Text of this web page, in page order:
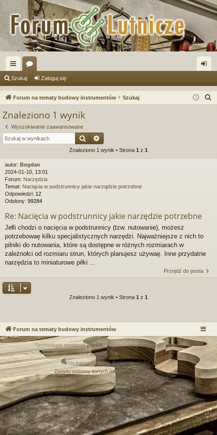
ię
ce
or
a og
Szukaj Zaloguj się
Forum na tematy budowy instrumentów Szukaj
Znaleziono 1 wynik
Wyszukiwanie zaawansowane
Szukaj
Znaleziono 1 wynik • Strona 1 z 1
autor: Bogdan
2024-01-10, 13:01
Forum: Narzędzia
Temat: Naciącia w podstrunnicy jakie narządzie potrzebne
Odpowiedzi: 12
Odsłony: 99284
Re: Nacięcia w podstrunnicy jakie narzędzie potrzebne
Jełli chodzi o nacięcia w podstrunnicy (tzw. nutowanie), możesz
potrzebowaę kilku specjalistycznych narzędzi. Najważniejsze z nich to
pilniki do nutowania, które są dostępne w różnych rozmiarach w
zależnołci od rozmiaru strun, których planujesz używaę. Inne przydatne
narzędzia to miniaturowe piłki ...
Przejdź do posta
Znaleziono 1 wynik • Strona 1 z 1
Forum na tematy budowy instrumentów
Technologię dostarczaphpBB ® Forum Software © phpBB Limited
Style autor: Arty &halilesen
Polski pakiet językowy dostarczaphpBB.pl
Zasady ochrony danych osobowych|Regulamin